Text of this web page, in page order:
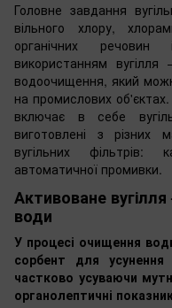
Головне завдання
вільного хлору,
органічних
використанням вугілля
водоочищення, який
на промислових об'єктах.
включає в себе
виготовлені з різних
вугільних
автоматичної промивки.
Активоване
води
У процесі очищення
сорбент для усунення
частково усуваючи
органолептичні